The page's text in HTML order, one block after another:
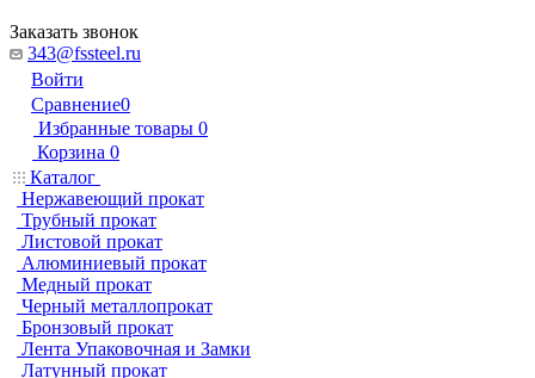
Заказать звонок
343@fssteel.ru
Войти
Сравнение0
Избранные товары 0
Корзина 0
Каталог
Нержавеющий прокат
Трубный прокат
Листовой прокат
Алюминиевый прокат
Медный прокат
Черный металлопрокат
Бронзовый прокат
Лента Упаковочная и Замки
Латунный прокат